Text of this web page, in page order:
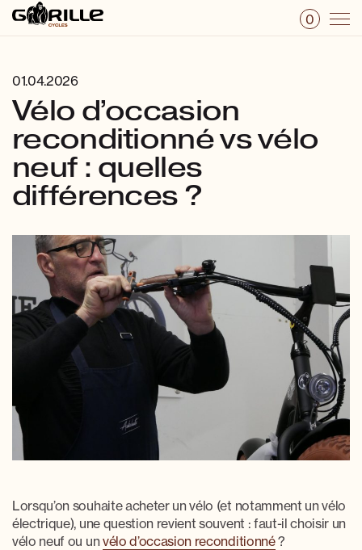
0
01.04.2026
Vélo d’occasion
reconditionné vs vélo
neuf : quelles
différences ?
Lorsqu’on souhaite acheter un vélo (et notamment un vélo
électrique), une question revient souvent : faut-il choisir un
vélo neuf ou unvélo d’occasion reconditionné?